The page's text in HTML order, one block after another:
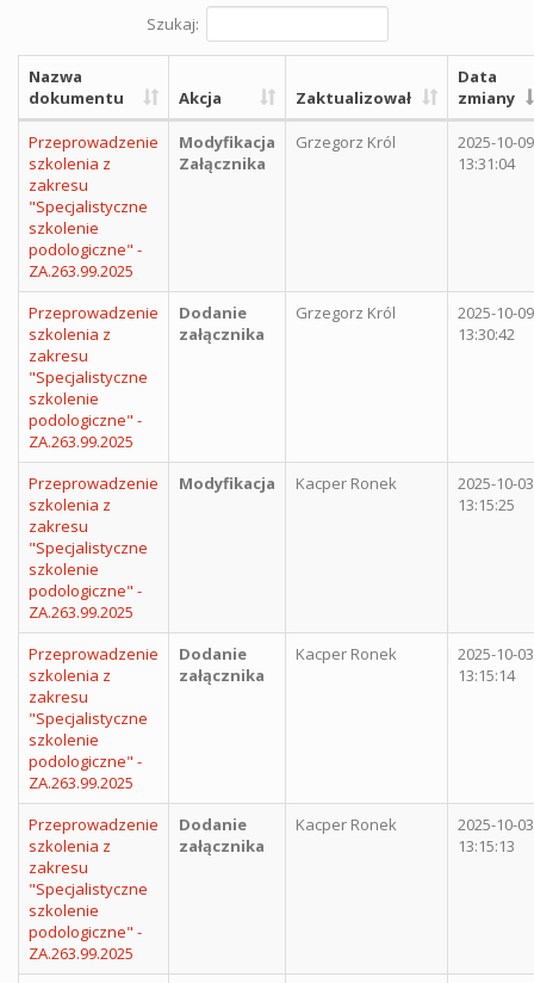
Szukaj:
Nazwa
dokumentu
Akcja Zaktualizował
Data
zmiany
Przeprowadzenie
szkolenia z
zakresu
"Specjalistyczne
szkolenie
podologiczne" -
ZA.263.99.2025
Modyfikacja
Załącznika
Grzegorz Król
2025-10-09
13:31:04
Przeprowadzenie
szkolenia z
zakresu
"Specjalistyczne
szkolenie
podologiczne" -
ZA.263.99.2025
Dodanie
załącznika
Grzegorz Król
2025-10-09
13:30:42
Przeprowadzenie
szkolenia z
zakresu
"Specjalistyczne
szkolenie
podologiczne" -
ZA.263.99.2025
Modyfikacja Kacper Ronek
2025-10-03
13:15:25
Przeprowadzenie
szkolenia z
zakresu
"Specjalistyczne
szkolenie
podologiczne" -
ZA.263.99.2025
Dodanie
załącznika
Kacper Ronek
2025-10-03
13:15:14
Przeprowadzenie
szkolenia z
zakresu
"Specjalistyczne
szkolenie
podologiczne" -
ZA.263.99.2025
Dodanie
załącznika
Kacper Ronek
2025-10-03
13:15:13